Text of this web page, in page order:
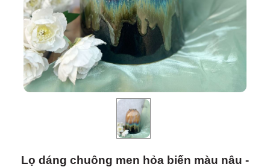
Lọ dáng chuông men hỏa biến màu nâu -